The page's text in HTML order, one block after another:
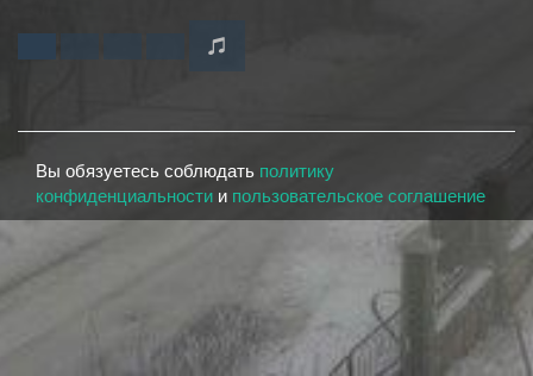
Вы обязуетесь соблюдать политику
конфиденциальности и пользовательское соглашение